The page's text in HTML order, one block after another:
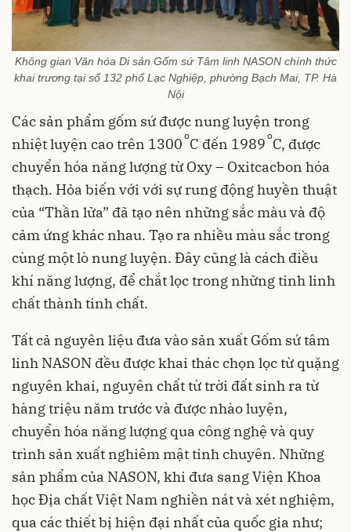
Không gian Văn hóa Di sản Gốm sứ Tâm linh NASON chính thức
khai trương tại số 132 phố Lạc Nghiệp, phường Bạch Mai, TP. Hà
Nội
Các sản phẩm gốm sứ được nung luyện trong
nhiệt luyện cao trên 1300 oC đến 1989 oC, được
chuyển hóa năng lượng từ Oxy – Oxitcacbon hóa
thạch. Hỏa biến với với sự rung động huyền thuật
của “Thần lửa” đã tạo nên những sắc màu và độ
cảm ứng khác nhau. Tạo ra nhiều màu sắc trong
cùng một lò nung luyện. Đây cũng là cách điều
khí năng lượng, để chắt lọc trong những tinh linh
chất thành tinh chất.
Tất cả nguyên liệu đưa vào sản xuất Gốm sứ tâm
linh NASON đều được khai thác chọn lọc từ quặng
nguyên khai, nguyên chất từ trời đất sinh ra từ
hàng triệu năm trước và được nhào luyện,
chuyển hóa năng lượng qua công nghệ và quy
trình sản xuất nghiêm mật tinh chuyên. Những
sản phẩm của NASON, khi đưa sang Viện Khoa
học Địa chất Việt Nam nghiền nát và xét nghiệm,
qua các thiết bị hiện đại nhất của quốc gia như;